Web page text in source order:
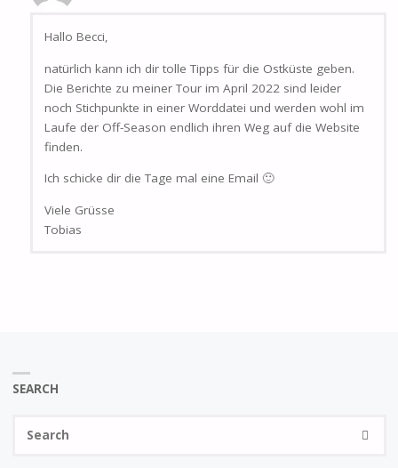
Hallo Becci,
natürlich kann ich dir tolle Tipps für die Ostküste geben.
Die Berichte zu meiner Tour im April 2022 sind leider
noch Stichpunkte in einer Worddatei und werden wohl im
Laufe der Off-Season endlich ihren Weg auf die Website
finden.
Ich schicke dir die Tage mal eine Email 🙂
Viele Grüsse
Tobias
SEARCH